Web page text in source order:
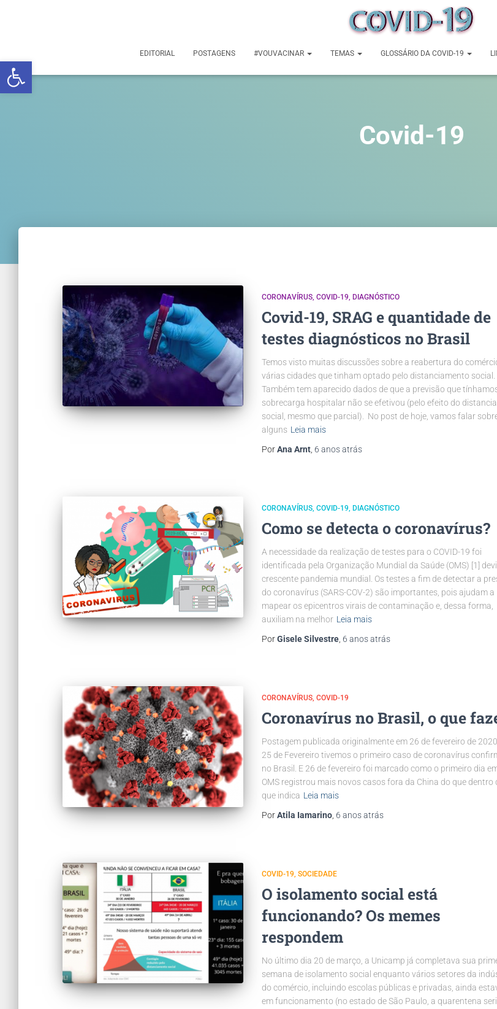
Abrir a barra de ferramentas
EDITORIAL POSTAGENS #VOUVACINAR TEMAS GLOSSÁRIO DA COVID-19
Covid-19
CORONAVÍRUS COVID-19 DIAGNÓSTICO
Covid-19, SRAG e quantidade de
testes diagnósticos no Brasil
Temos visto muitas discussões sobre a reabertura do
várias cidades que tinham optado pelo distanciamento social.
Também tem aparecido dados de que a previsão que
sobrecarga hospitalar não se efetivou (pelo efeito do
social, mesmo que parcial). No post de hoje, vamos falar
alguns Leia mais
PorAna Arnt 6 anosatrás
CORONAVÍRUS COVID-19 DIAGNÓSTICO
Como se detecta o coronavírus?
A necessidade da realização de testes para o COVID-19 foi
identificada pela Organização Mundial da Saúde (OMS) [1]
crescente pandemia mundial. Os testes a fim de detectar a
do coronavírus (SARS-COV-2) são importantes, pois ajudam a
mapear os epicentros virais de contaminação e, dessa forma,
auxiliam na melhor Leia mais
PorGisele Silvestre 6 anosatrás
CORONAVÍRUS COVID-19
Coronavírus no Brasil, o que
Postagem publicada originalmente em 26 de fevereiro de
25 de Fevereiro tivemos o primeiro caso de coronavírus
no Brasil. E 26 de fevereiro foi marcado como o primeiro dia
OMS registrou mais novos casos fora da China do que dentro
que indica Leia mais
PorAtila Iamarino 6 anosatrás
COVID-19 SOCIEDADE
O isolamento social está
funcionando? Os memes
respondem
No último dia 20 de março, a Unicamp já completava sua
semana de isolamento social enquanto vários setores da
do comércio, incluindo escolas públicas e privadas, ainda
em funcionamento (no estado de São Paulo, a quarentena